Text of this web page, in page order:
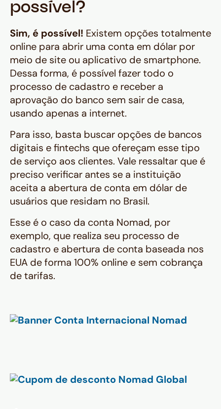
possível?
Sim, é possível! Existem opções totalmente
online para abrir uma conta em dólar por
meio de site ou aplicativo de smartphone.
Dessa forma, é possível fazer todo o
processo de cadastro e receber a
aprovação do banco sem sair de casa,
usando apenas a internet.
Para isso, basta buscar opções de bancos
digitais e fintechs que ofereçam esse tipo
de serviço aos clientes. Vale ressaltar que é
preciso verificar antes se a instituição
aceita a abertura de conta em dólar de
usuários que residam no Brasil.
Esse é o caso da conta Nomad, por
exemplo, que realiza seu processo de
cadastro e abertura de conta baseada nos
EUA de forma 100% online e sem cobrança
de tarifas.